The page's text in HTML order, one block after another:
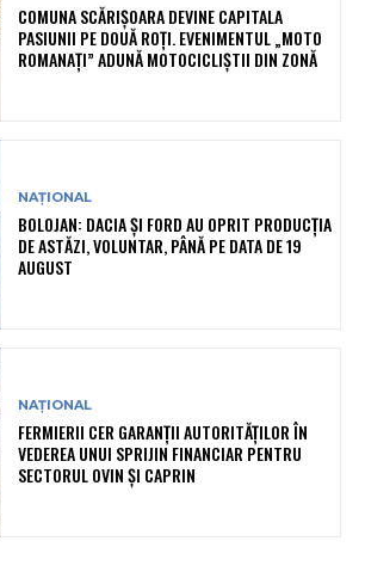
COMUNA SCĂRIȘOARA DEVINE CAPITALA
PASIUNII PE DOUĂ ROȚI. EVENIMENTUL „MOTO
ROMANAȚI” ADUNĂ MOTOCICLIȘTII DIN ZONĂ
NAȚIONAL
BOLOJAN: DACIA ȘI FORD AU OPRIT PRODUCȚIA
DE ASTĂZI, VOLUNTAR, PÂNĂ PE DATA DE 19
AUGUST
NAȚIONAL
FERMIERII CER GARANȚII AUTORITĂȚILOR ÎN
VEDEREA UNUI SPRIJIN FINANCIAR PENTRU
SECTORUL OVIN ȘI CAPRIN